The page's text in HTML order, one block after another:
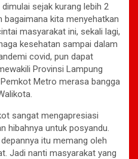
sejak kurang lebih 2
bagaimana kita menyehatkan
masyarakat ini, sekali lagi,
kesehatan sampai dalam
covid, pun dapat
Provinsi Lampung
Metro merasa bangga
sangat mengapresiasi
hibahnya untuk posyandu.
itu memang oleh
Jadi nanti masyarakat yang